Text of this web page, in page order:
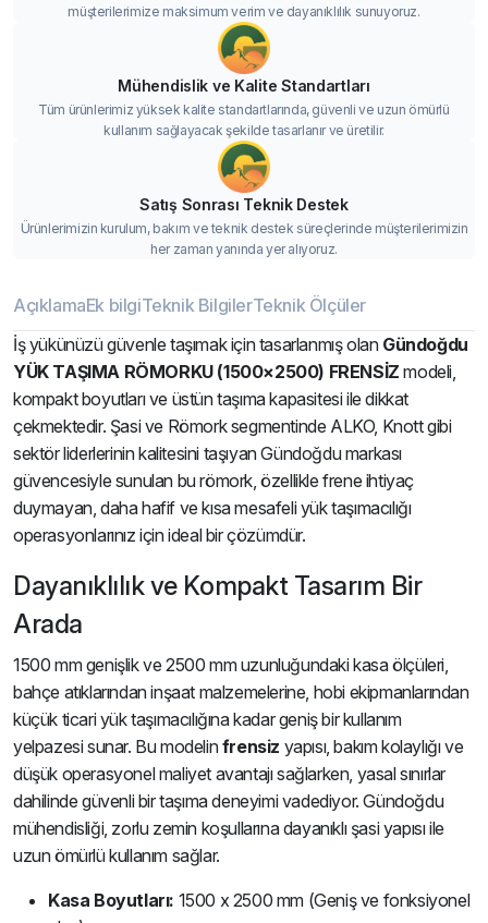
müşterilerimize maksimum verim ve dayanıklılık sunuyoruz.
Mühendislik ve Kalite Standartları
Tüm ürünlerimiz yüksek kalite standartlarında, güvenli ve uzun ömürlü
kullanım sağlayacak şekilde tasarlanır ve üretilir.
Satış Sonrası Teknik Destek
Ürünlerimizin kurulum, bakım ve teknik destek süreçlerinde müşterilerimizin
her zaman yanında yer alıyoruz.
AçıklamaEk bilgiTeknik BilgilerTeknik Ölçüler
İş yükünüzü güvenle taşımak için tasarlanmış olan Gündoğdu
YÜK TAŞIMA RÖMORKU (1500×2500) FRENSİZ modeli,
kompakt boyutları ve üstün taşıma kapasitesi ile dikkat
çekmektedir. Şasi ve Römork segmentinde ALKO, Knott gibi
sektör liderlerinin kalitesini taşıyan Gündoğdu markası
güvencesiyle sunulan bu römork, özellikle frene ihtiyaç
duymayan, daha hafif ve kısa mesafeli yük taşımacılığı
operasyonlarınız için ideal bir çözümdür.
Dayanıklılık ve Kompakt Tasarım Bir
Arada
1500 mm genişlik ve 2500 mm uzunluğundaki kasa ölçüleri,
bahçe atıklarından inşaat malzemelerine, hobi ekipmanlarından
küçük ticari yük taşımacılığına kadar geniş bir kullanım
yelpazesi sunar. Bu modelinfrensiz yapısı, bakım kolaylığı ve
düşük operasyonel maliyet avantajı sağlarken, yasal sınırlar
dahilinde güvenli bir taşıma deneyimi vadediyor. Gündoğdu
mühendisliği, zorlu zemin koşullarına dayanıklı şasi yapısı ile
uzun ömürlü kullanım sağlar.
Kasa Boyutları: 1500 x 2500 mm (Geniş ve fonksiyonel